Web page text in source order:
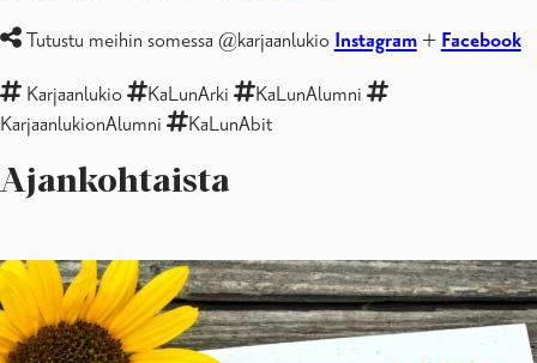
Tutustu meihin somessa @karjaanlukio Instagram+ Facebook
Karjaanlukio KaLunArki
KaLunAlumni
KarjaanlukionAlumni
KaLunAbit
Ajankohtaista